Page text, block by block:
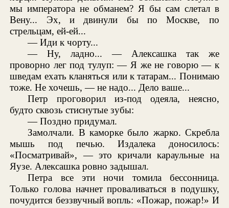
мы императора не обманем? Я бы сам слетал в
Вену... Эх, и двинули бы по Москве, по
стрельцам, ей-ей...
— Иди к чорту...
— Ну, ладно... — Алексашка так же
проворно лег под тулуп: — Я же не говорю — к
шведам ехать кланяться или к татарам... Понимаю
тоже. Не хочешь, — не надо... Дело ваше...
Петр проговорил из-под одеяла, неясно,
будто сквозь стиснутые зубы:
— Поздно придумал.
Замолчали. В каморке было жарко. Скребла
мышь под печью. Издалека доносилось:
«Посматривай», — это кричали караульные на
Яузе. Алексашка ровно задышал.
Петра все эти ночи томила бессонница.
Только голова начнет проваливаться в подушку,
почудится беззвучный вопль: «Пожар, пожар!» И